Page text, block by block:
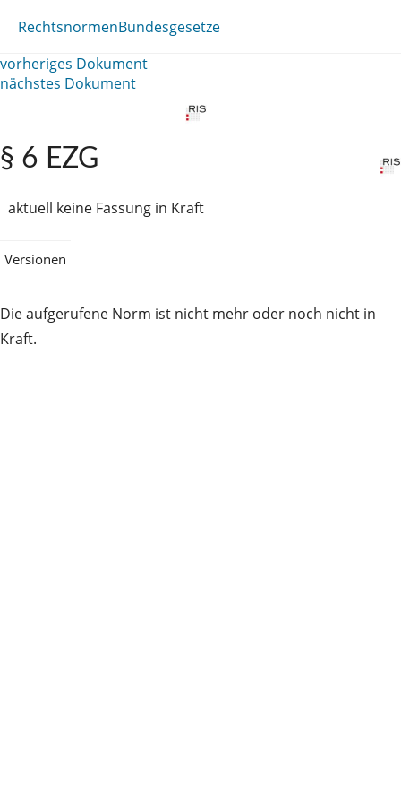
RechtsnormenBundesgesetze
vorheriges Dokument
nächstes Dokument
§ 6 EZG
aktuell keine Fassung in Kraft
Versionen
Die aufgerufene Norm ist nicht mehr oder noch nicht in
Kraft.